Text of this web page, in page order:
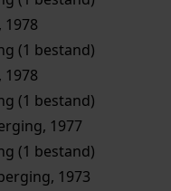
1978
(1 bestand)
1978
(1 bestand)
1977
(1 bestand)
1973